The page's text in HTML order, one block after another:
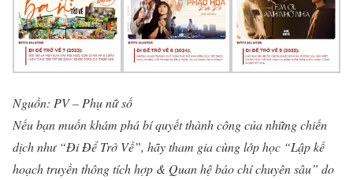
Nguồn: PV – Phụ nữ số
Nếu bạn muốn khám phá bí quyết thành công của những chiến
dịch như “Đi Để Trở Về”, hãy tham gia cùng lớp học “Lập kế
hoạch truyền thông tích hợp & Quan hệ báo chí chuyên sâu” do